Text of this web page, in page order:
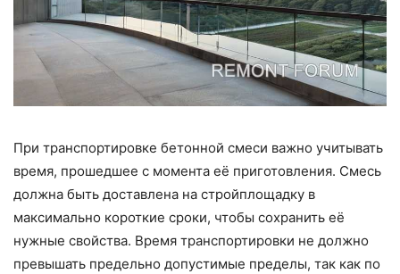
При транспортировке бетонной смеси важно учитывать
время, прошедшее с момента её приготовления. Смесь
должна быть доставлена на стройплощадку в
максимально короткие сроки, чтобы сохранить её
нужные свойства. Время транспортировки не должно
превышать предельно допустимые пределы, так как по